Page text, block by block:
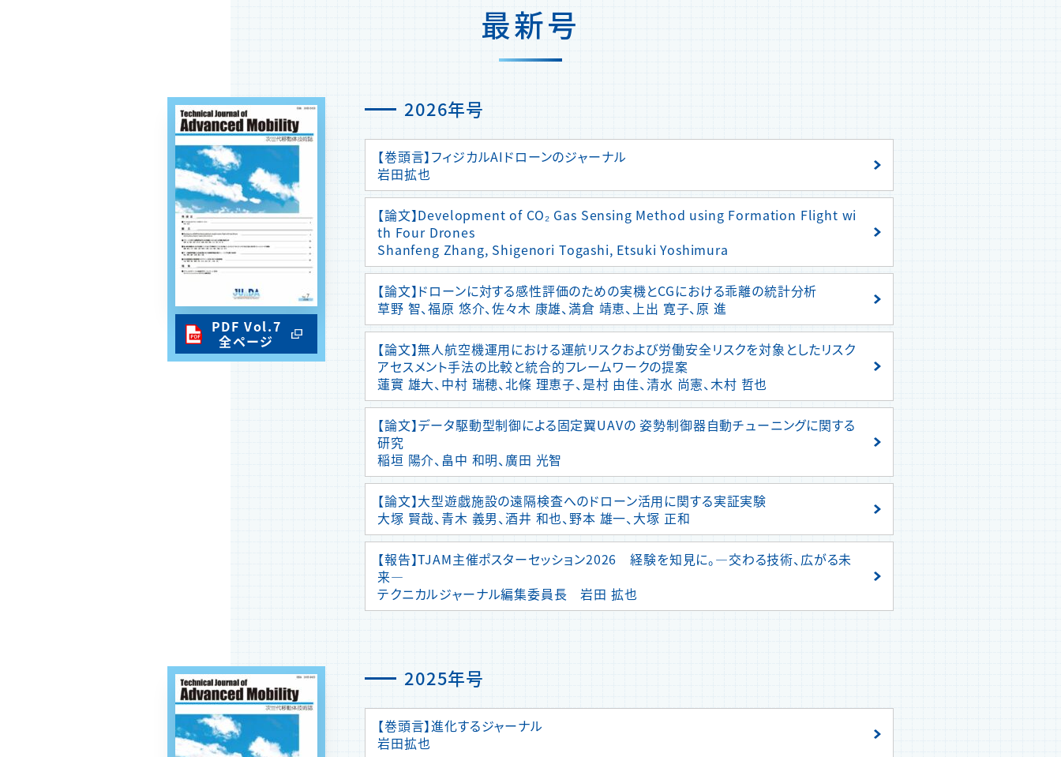
最新号
PDF Vol.7
全ページ
2026年号
【巻頭言】フィジカルAIドローンのジャーナル
岩田拡也
【論文】Development of CO₂ Gas Sensing Method using Formation Flight wi
th Four Drones
Shanfeng Zhang, Shigenori Togashi, Etsuki Yoshimura
【論文】ドローンに対する感性評価のための実機とCGにおける乖離の統計分析
草野 智、福原 悠介、佐々木 康雄、満倉 靖恵、上出 寛子、原 進
【論文】無人航空機運用における運航リスクおよび労働安全リスクを対象としたリスク
アセスメント手法の比較と統合的フレームワークの提案
蓮實 雄大、中村 瑞穂、北條 理恵子、是村 由佳、清水 尚憲、木村 哲也
【論文】データ駆動型制御による固定翼UAVの 姿勢制御器自動チューニングに関する
研究
稲垣 陽介、畠中 和明、廣田 光智
【論文】大型遊戯施設の遠隔検査へのドローン活用に関する実証実験
大塚 賢哉、青木 義男、酒井 和也、野本 雄一、大塚 正和
【報告】TJAM主催ポスターセッション2026 経験を知見に。―交わる技術、広がる未
来―
テクニカルジャーナル編集委員長 岩田 拡也
2025年号
【巻頭言】進化するジャーナル
岩田拡也